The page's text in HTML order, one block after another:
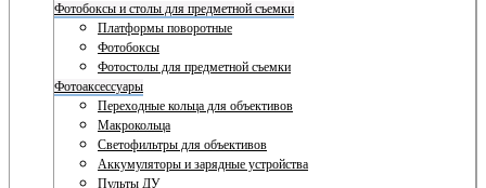
Фотобоксы и столы для предметной съемки
Платформы поворотные
Фотобоксы
Фотостолы для предметной съемки
Фотоаксессуары
Переходные кольца для объективов
Макрокольца
Светофильтры для объективов
Аккумуляторы и зарядные устройства
Пульты ДУ